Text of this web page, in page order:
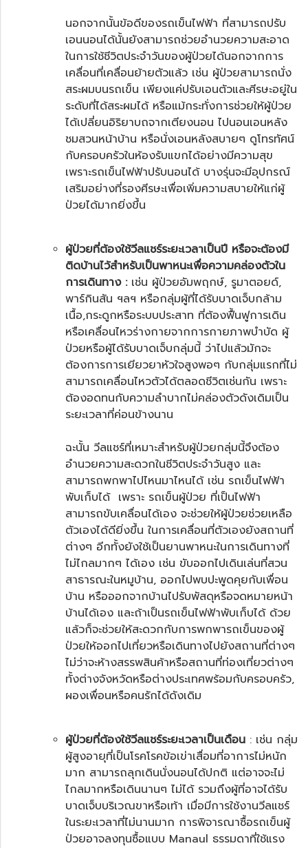
นอกจากนั้นข้อดีของรถเข็นไฟฟ้า ที่สามารถปรับ
เอนนอนได้นั้นยังสามารถช่วยอำนวยความสะอาด
ในการใช้ชีวิตประจำวันของผู้ป่วยได้นอกจากการ
เคลื่อนที่เคลื่อนย้ายตัวแล้ว เช่น ผู้ป่วยสามารถนั่ง
สระผมบนรถเข็น เพียงแค่ปรับเอนตัวและศีรษะอยู่ใน
ระดับที่ได้สระผมได้ หรือแม้กระทั่งการช่วยให้ผู้ป่วย
ได้เปลี่ยนอิริยาบถจากเตียงนอน ไปนอนเอนหลัง
ชมสวนหน้าบ้าน หรือนั่งเอนหลังสบายๆ ดูโทรทัศน์
กับครอบครัวในห้องรับแขกได้อย่างมีความสุข
เพราะรถเข็นไฟฟ้าปรับนอนได้บางรุ่นจะมีอุปกรณ์
เสริมอย่างที่รองศีรษะเพื่อเพิ่มความสบายให้แก่ผู้
ป่วยได้มากยิ่งขึ้น
ผู้ป่วยที่ต้องใช้วีลแชร์ระยะเวลาเป็นปี หรือจะต้องมี
ติดบ้านไว้สำหรับเป็นพาหนะเพื่อความคล่องตัวใน
การเดินทาง :เช่น ผู้ป่วยอัมพฤกษ์, รูมาตอยด์,
พาร์กินสัน ฯลฯ หรือกลุ่มผู้ที่ได้รับบาดเจ็บกล้าม
เนื้อ,กระดูกหรือระบบประสาท ที่ต้องฟื้นฟูการเดิน
หรือเคลื่อนไหวร่างกายจากการกายภาพบำบัด ผู้
ป่วยหรือผู้ได้รับบาดเจ็บกลุ่มนี้ ว่าไปแล้วมักจะ
ต้องการการเยียวยาหัวใจสูงพอๆ กับกลุ่มแรกที่ไม่
สามารถเคลื่อนไหวตัวได้ตลอดชีวิตเช่นกัน เพราะ
ต้องอดทนกับความลำบากไม่คล่องตัวดังเดิมเป็น
ระยะเวลาที่ค่อนข้างนาน
ฉะนั้น วีลแชร์ที่เหมาะสำหรับผู้ป่วยกลุ่มนี้จึงต้อง
อำนวยความสะดวกในชีวิตประจำวันสูง และ
สามารถพกพาไปไหนมาไหนได้ เช่น รถเข็นไฟฟ้า
พับเก็บได้ เพราะ รถเข็นผู้ป่วย ที่เป็นไฟฟ้า
สามารถขับเคลื่อนได้เอง จะช่วยให้ผู้ป่วยช่วยเหลือ
ตัวเองได้ดียิ่งขึ้น ในการเคลื่อนที่ตัวเองยังสถานที่
ต่างๆ อีกทั้งยังใช้เป็นยานพาหนะในการเดินทางที่
ไม่ไกลมากๆ ได้เอง เช่น ขับออกไปเดินเล่นที่สวน
สาธารณะในหมูบ้าน, ออกไปพบปะพูดคุยกับเพื่อน
บ้าน หรือออกจากบ้านไปรับพัสดุหรือจดหมายหน้า
บ้านได้เอง และถ้าเป็นรถเข็นไฟฟ้าพับเก็บได้ ด้วย
แล้วก็จะช่วยให้สะดวกกับการพกพารถเข็นของผู้
ป่วยให้ออกไปเที่ยวหรือเดินทางไปยังสถานที่ต่างๆ
ไม่ว่าจะห้างสรรพสินค้าหรือสถานที่ท่องเที่ยวต่างๆ
ทั้งต่างจังหวัดหรือต่างประเทศพร้อมกับครอบครัว,
ผองเพื่อนหรือคนรักได้ดังเดิม
ผู้ป่วยที่ต้องใช้วีลแชร์ระยะเวลาเป็นเดือน : เช่น กลุ่ม
ผู้สูงอายุที่เป็นโรคโรคข้อเข่าเสื่อมที่อาการไม่หนัก
มาก สามารถลุกเดินนั่งนอนได้ปกติ แต่อาจจะไม่
ไกลมากหรือเดินนานๆ ไม่ได้ รวมถึงผู้ที่อาจได้รับ
บาดเจ็บบริเวณขาหรือเท้า เมื่อมีการใช้งานวีลแชร์
ในระยะเวลาที่ไม่นานมาก การพิจารณาซื้อรถเข็นผู้
ป่วยอาจลงทุนซื้อแบบ Manaul ธรรมดาที่ใช้แรง